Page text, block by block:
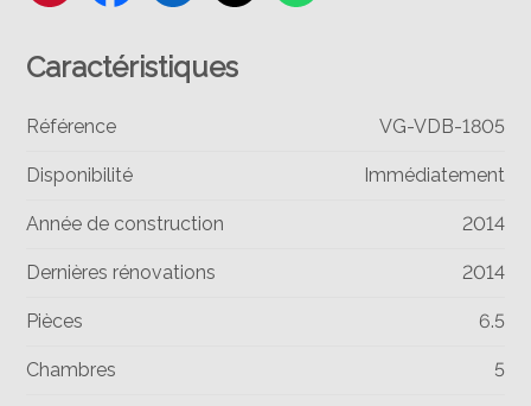
Caractéristiques
Référence VG-VDB-1805
Disponibilité Immédiatement
Année de construction 2014
Dernières rénovations 2014
Pièces 6.5
Chambres 5